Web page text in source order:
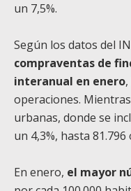
un 7,5%.
Según los datos del
compraventas de
interanual en enero
operaciones.
urbanas, donde se
un 4,3%, hasta
En enero, el mayor